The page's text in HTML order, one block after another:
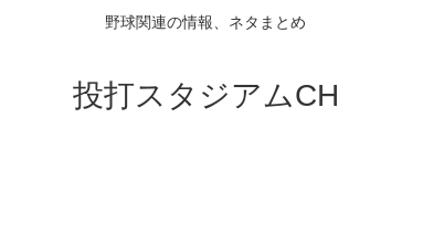
野球関連の情報、ネタまとめ
投打スタジアムCH